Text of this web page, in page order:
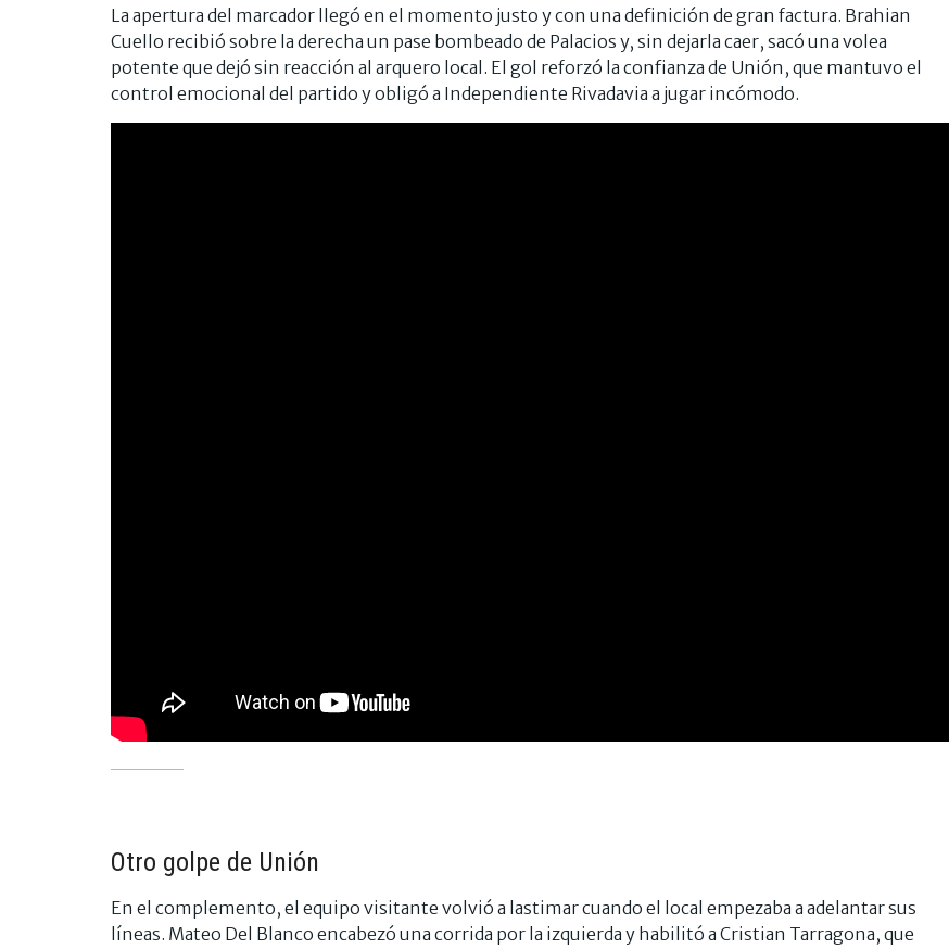
La apertura del marcador llegó en el momento justo y con una definición de gran factura. Brahian
Cuello recibió sobre la derecha un pase bombeado de Palacios y, sin dejarla caer, sacó una volea
potente que dejó sin reacción al arquero local. El gol reforzó la confianza de Unión, que mantuvo el
control emocional del partido y obligó a Independiente Rivadavia a jugar incómodo.
Otro golpe de Unión
En el complemento, el equipo visitante volvió a lastimar cuando el local empezaba a adelantar sus
líneas. Mateo Del Blanco encabezó una corrida por la izquierda y habilitó a Cristian Tarragona, que